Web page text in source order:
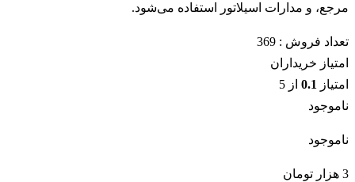
مرجع، و مدارات اسیلاتور استفاده می‌شود.
تعداد فروش : 369
امتیاز خریداران
امتیاز 0.1 از 5
ناموجود
ناموجود
3 هزار تومان